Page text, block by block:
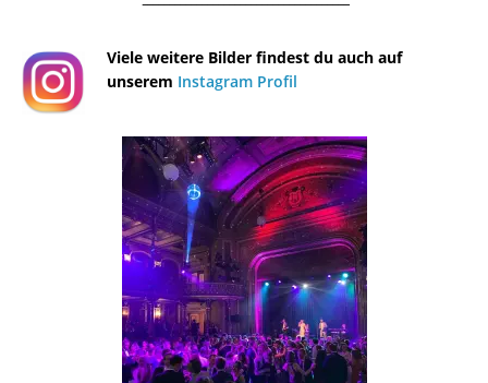
¯¯¯¯¯¯¯¯¯¯¯¯¯¯¯¯¯¯¯¯¯¯¯¯¯¯¯¯¯¯¯¯¯¯¯¯¯¯
Viele weitere Bilder findest du auch auf
unserem Instagram Profil